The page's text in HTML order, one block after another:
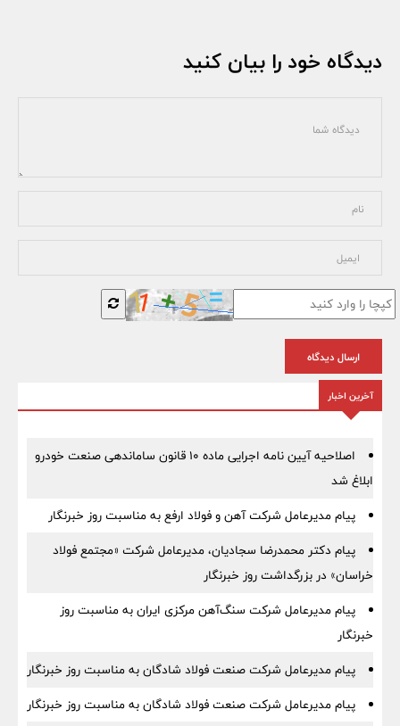
دیدگاه خود را بیان کنید
ارسال دیدگاه
آخرین اخبار
اصلاحیه آیین نامه اجرایی ماده ۱۰ قانون ساماندهی صنعت خودرو
ابلاغ شد
پیام مدیرعامل شرکت آهن و فولاد ارفع به مناسبت روز خبرنگار
پیام دکتر محمدرضا سجادیان، مدیرعامل شرکت «مجتمع فولاد
خراسان» در بزرگداشت روز خبرنگار
پیام مدیرعامل شرکت سنگ‌آهن مرکزی ایران به مناسبت روز
خبرنگار
پیام مدیرعامل شرکت صنعت فولاد شادگان به مناسبت روز خبرنگار
پیام مدیرعامل شرکت صنعت فولاد شادگان به مناسبت روز خبرنگار